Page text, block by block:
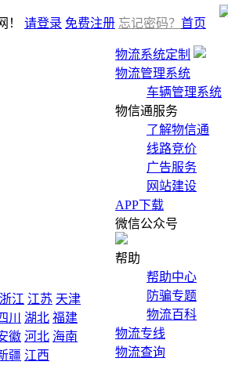
！ 请登录 免费注册 忘记密码？
物流系统定制
物流管理系统
车辆管理系统
物信通服务
了解物信通
线路竞价
广告服务
网站建设
APP下载
微信公众号
帮助
帮助中心
防骗专题
物流百科
物流专线
物流查询
首页
浙江 江苏 天津
川 湖北 福建
徽 河北 海南
疆 江西